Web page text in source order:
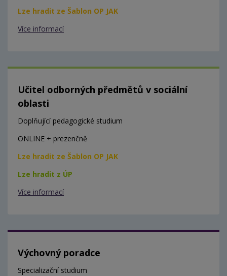
Lze hradit ze Šablon OP JAK
Více informací
Učitel odborných předmětů v sociální
oblasti
Doplňující pedagogické studium
ONLINE + prezenčně
Lze hradit ze Šablon OP JAK
Lze hradit z ÚP
Více informací
Výchovný poradce
Specializační studium